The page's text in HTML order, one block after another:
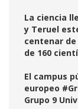
La ciencia
y Teruel
centenar
de 160
El campus
europeo
Grupo 9